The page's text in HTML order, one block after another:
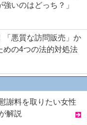
強いのはどっち？」
「悪質な訪問販売」か
めの4つの法的対処法
謝料を取りたい女性
解説